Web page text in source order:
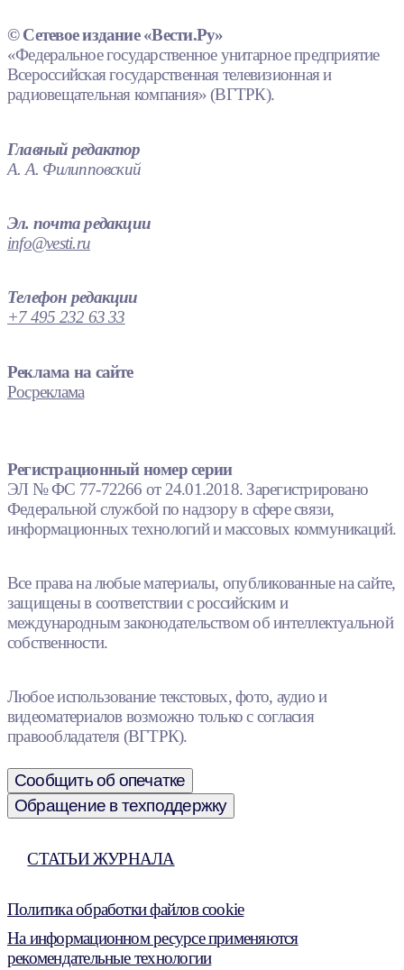
© Сетевое издание «Вести.Ру»
«Федеральное государственное унитарное предприятие
Всероссийская государственная телевизионная и
радиовещательная компания» (ВГТРК).
Главный редактор
А. А. Филипповский
Эл. почта редакции
info@vesti.ru
Телефон редакции
+7 495 232 63 33
Реклама на сайте
Росреклама
Регистрационный номер серии
ЭЛ № ФС 77-72266 от 24.01.2018. Зарегистрировано
Федеральной службой по надзору в сфере связи,
информационных технологий и массовых коммуникаций.
Все права на любые материалы, опубликованные на сайте,
защищены в соответствии с российским и
международным законодательством об интеллектуальной
собственности.
Любое использование текстовых, фото, аудио и
видеоматериалов возможно только с согласия
правообладателя (ВГТРК).
Сообщить об опечатке
Обращение в техподдержку
СТАТЬИ ЖУРНАЛА
Политика обработки файлов cookie
На информационном ресурсе применяются
рекомендательные технологии